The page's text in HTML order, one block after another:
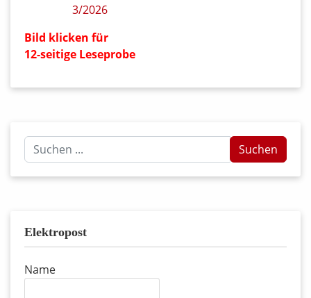
Bild klicken für
12-seitige Leseprobe
Suchen
...
Suchen
Elektropost
Name